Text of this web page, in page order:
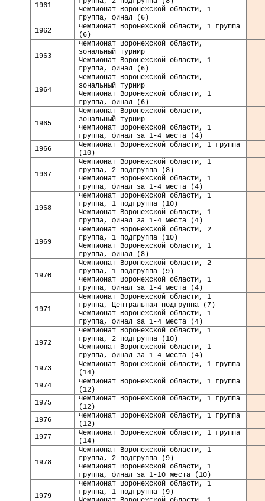
1961
Чемпионат Воронежской области, 1
группа, финал (6)
1962
Чемпионат Воронежской области, 1 группа
(6)
1963
Чемпионат Воронежской области,
зональный турнир
Чемпионат Воронежской области, 1
группа, финал (6)
1964
Чемпионат Воронежской области,
зональный турнир
Чемпионат Воронежской области, 1
группа, финал (6)
1965
Чемпионат Воронежской области,
зональный турнир
Чемпионат Воронежской области, 1
группа, финал за 1-4 места (4)
1966
Чемпионат Воронежской области, 1 группа
(10)
1967
Чемпионат Воронежской области, 1
группа, 2 подгруппа (8)
Чемпионат Воронежской области, 1
группа, финал за 1-4 места (4)
1968
Чемпионат Воронежской области, 1
группа, 1 подгруппа (10)
Чемпионат Воронежской области, 1
группа, финал за 1-4 места (4)
1969
Чемпионат Воронежской области, 2
группа, 1 подгруппа (10)
Чемпионат Воронежской области, 1
группа, финал (8)
1970
Чемпионат Воронежской области, 2
группа, 1 подгруппа (9)
Чемпионат Воронежской области, 1
группа, финал за 1-4 места (4)
1971
Чемпионат Воронежской области, 1
группа, Центральная подгруппа (7)
Чемпионат Воронежской области, 1
группа, финал за 1-4 места (4)
1972
Чемпионат Воронежской области, 1
группа, 2 подгруппа (10)
Чемпионат Воронежской области, 1
группа, финал за 1-4 места (4)
1973
Чемпионат Воронежской области, 1 группа
(14)
1974
Чемпионат Воронежской области, 1 группа
(12)
1975
Чемпионат Воронежской области, 1 группа
(12)
1976
Чемпионат Воронежской области, 1 группа
(12)
1977
Чемпионат Воронежской области, 1 группа
(14)
1978
Чемпионат Воронежской области, 1
группа, 2 подгруппа (9)
Чемпионат Воронежской области, 1
группа, финал за 1-10 места (10)
1979
Чемпионат Воронежской области, 1
группа, 1 подгруппа (9)